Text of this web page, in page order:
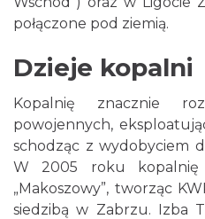
połączone pod ziemią.
Dzieje kopalni
Kopalnię znacznie
powojennych,
schodząc z wydobyciem
W 2005 roku kopalnię
„Makoszowy”, tworząc
siedzibą w Zabrzu. Izba